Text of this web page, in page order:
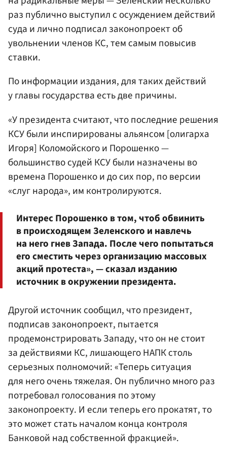
раз публично выступил с осуждением действий
суда и лично подписал законопроект об
увольнении членов КС, тем самым повысив
ставки.
По информации издания, для таких действий
у главы государства есть две причины.
«У президента считают, что последние решения
КСУ были инспирированы альянсом [олигарха
Игоря] Коломойского и Порошенко —
большинство судей КСУ были назначены во
времена Порошенко и до сих пор, по версии
«слуг народа», им контролируются.
Интерес Порошенко в том, чтоб обвинить
в происходящем Зеленского и навлечь
на него гнев Запада. После чего попытаться
его сместить через организацию массовых
акций протеста», — сказал изданию
источник в окружении президента.
Другой источник сообщил, что президент,
подписав законопроект, пытается
продемонстрировать Западу, что он не стоит
за действиями КС, лишающего НАПК столь
серьезных полномочий: «Теперь ситуация
для него очень тяжелая. Он публично много раз
потребовал голосования по этому
законопроекту. И если теперь его прокатят, то
это может стать началом конца контроля
Банковой над собственной фракцией».